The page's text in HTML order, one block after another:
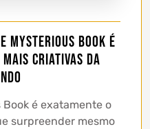
Mysterious Book é
criativas da
é exatamente o
surpreender mesmo